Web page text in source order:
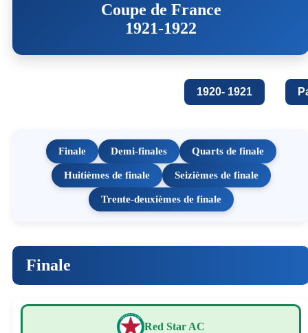
Coupe de France
1921-1922
1920- 1921
Finale Demi-finales Quarts de finale
Huitièmes de finale Seizièmes de finale
Trente-deuxièmes de finale
Finale
Red Star AC